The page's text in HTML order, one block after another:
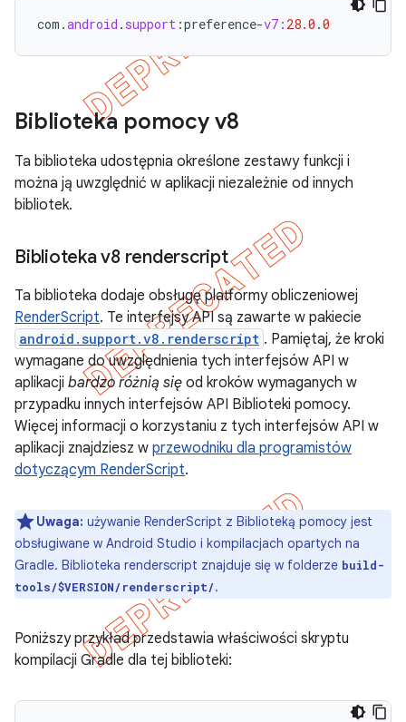
com .android . support :preference-v7: 28.0 .0
Biblioteka pomocy v8
Ta biblioteka udostępnia określone zestawy funkcji i
można ją uwzględnić w aplikacji niezależnie od innych
bibliotek.
Biblioteka v8 renderscript
Ta biblioteka dodaje obsługę platformy obliczeniowej
RenderScript. Te interfejsy API są zawarte w pakiecie
android.support.v8.renderscript . Pamiętaj, że kroki
wymagane do uwzględnienia tych interfejsów API w
aplikacji bardzo różnią się od kroków wymaganych w
przypadku innych interfejsów API Biblioteki pomocy.
Więcej informacji o korzystaniu z tych interfejsów API w
aplikacji znajdziesz w przewodniku dla programistów
dotyczącym RenderScript.
Uwaga: używanie RenderScript z Biblioteką pomocy jest
obsługiwane w Android Studio i kompilacjach opartych na
Gradle. Biblioteka renderscript znajduje się w folderze build-
tools/$VERSION/renderscript/.
Poniższy przykład przedstawia właściwości skryptu
kompilacji Gradle dla tej biblioteki: